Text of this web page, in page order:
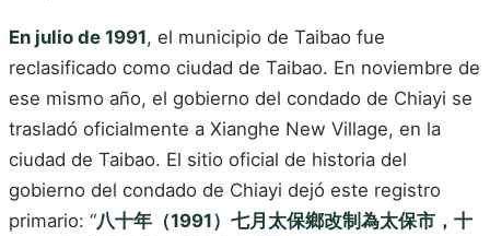
En julio de 1991, el municipio de Taibao fue
reclasificado como ciudad de Taibao. En noviembre de
ese mismo año, el gobierno del condado de Chiayi se
trasladó oficialmente a Xianghe New Village, en la
ciudad de Taibao. El sitio oficial de historia del
gobierno del condado de Chiayi dejó este registro
primario: “八十年（1991）七月太保鄉改制為太保市，十